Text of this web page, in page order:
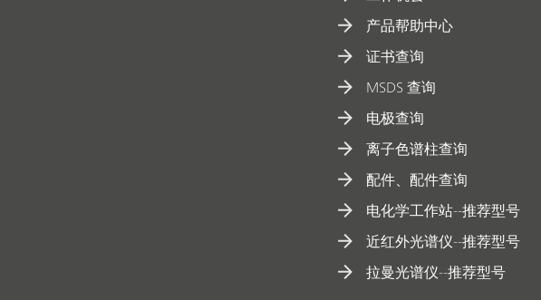
产品帮助中心
证书查询
MSDS 查询
电极查询
离子色谱柱查询
配件、配件查询
电化学工作站--推荐型号
近红外光谱仪--推荐型号
拉曼光谱仪--推荐型号